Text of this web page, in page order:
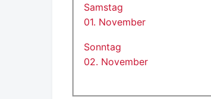
Samstag
01. November
Sonntag
02. November